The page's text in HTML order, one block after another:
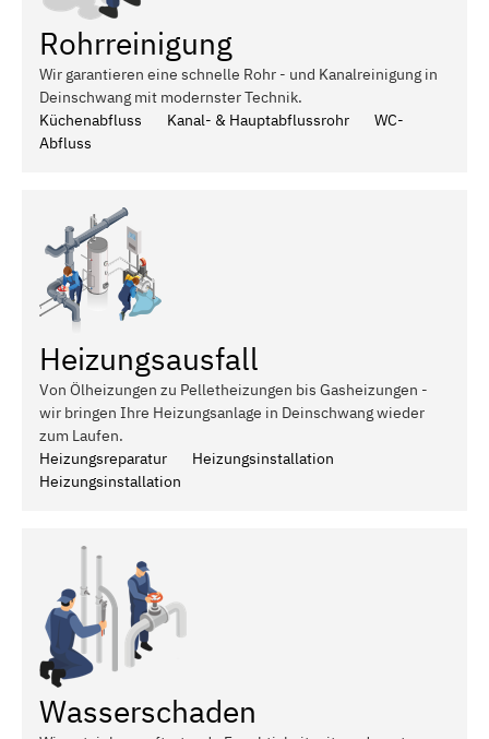
Rohrreinigung
Wir garantieren eine schnelle Rohr - und Kanalreinigung in
Deinschwang mit modernster Technik.
Küchenabfluss
Kanal- & Hauptabflussrohr
WC-
Abfluss
Heizungsausfall
Von Ölheizungen zu Pelletheizungen bis Gasheizungen -
wir bringen Ihre Heizungsanlage in Deinschwang wieder
zum Laufen.
Heizungsreparatur
Heizungsinstallation
Heizungsinstallation
Wasserschaden